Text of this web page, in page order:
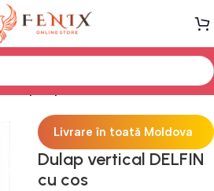
Dulapuri pentru Baie Verticale
Livrare în toată Moldova
Dulap vertical DELFIN
cu cos